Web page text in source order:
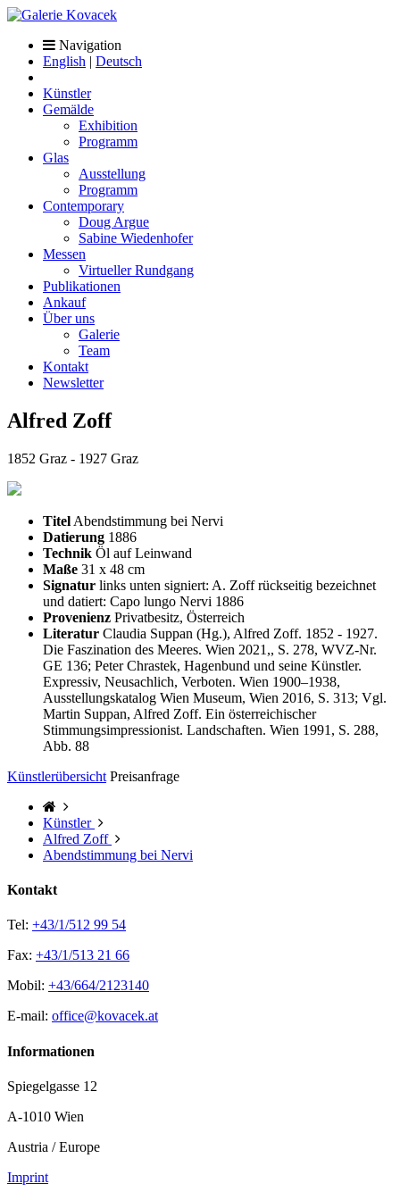
Navigation
English | Deutsch
Künstler
Gemälde
Exhibition
Programm
Glas
Ausstellung
Programm
Contemporary
Doug Argue
Sabine Wiedenhofer
Messen
Virtueller Rundgang
Publikationen
Ankauf
Über uns
Galerie
Team
Kontakt
Newsletter
Alfred Zoff
1852 Graz - 1927 Graz
Titel Abendstimmung bei Nervi
Datierung 1886
Technik Öl auf Leinwand
Maße 31 x 48 cm
Signatur links unten signiert: A. Zoff rückseitig bezeichnet
und datiert: Capo lungo Nervi 1886
Provenienz Privatbesitz, Österreich
Literatur Claudia Suppan (Hg.), Alfred Zoff. 1852 - 1927.
Die Faszination des Meeres. Wien 2021,, S. 278, WVZ-Nr.
GE 136; Peter Chrastek, Hagenbund und seine Künstler.
Expressiv, Neusachlich, Verboten. Wien 1900–1938,
Ausstellungskatalog Wien Museum, Wien 2016, S. 313; Vgl.
Martin Suppan, Alfred Zoff. Ein österreichischer
Stimmungsimpressionist. Landschaften. Wien 1991, S. 288,
Abb. 88
Künstlerübersicht Preisanfrage
Künstler
Alfred Zoff
Abendstimmung bei Nervi
Kontakt
Tel: +43/1/512 99 54
Fax: +43/1/513 21 66
Mobil: +43/664/2123140
E-mail: office@kovacek.at
Informationen
Spiegelgasse 12
A-1010 Wien
Austria / Europe
Imprint